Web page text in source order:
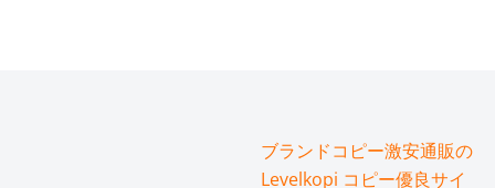
ブランドコピー激安通販の
Levelkopi コピー優良サイ